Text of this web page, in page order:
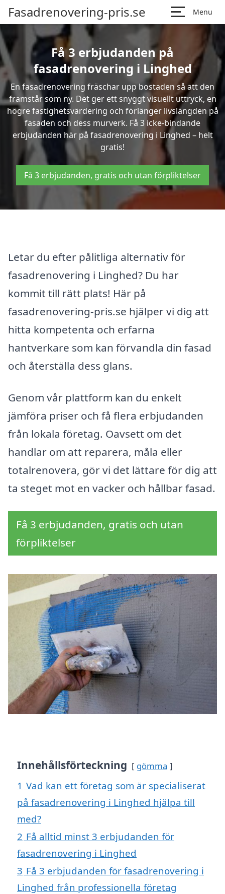
Fasadrenovering-pris.se Menu
Få 3 erbjudanden på
fasadrenovering i Linghed
En fasadrenovering fräschar upp bostaden så att den
framstår som ny. Det ger ett snyggt visuellt uttryck, en
högre fastighetsvärdering och förlänger livslängden på
fasaden och dess murverk. Få 3 icke-bindande
erbjudanden här på fasadrenovering i Linghed – helt
gratis!
Få 3 erbjudanden, gratis och utan förpliktelser
Letar du efter pålitliga alternativ för
fasadrenovering i Linghed? Du har
kommit till rätt plats! Här på
fasadrenovering-pris.se hjälper vi dig att
hitta kompetenta och erfarna
hantverkare som kan förvandla din fasad
och återställa dess glans.
Genom vår plattform kan du enkelt
jämföra priser och få flera erbjudanden
från lokala företag. Oavsett om det
handlar om att reparera, måla eller
totalrenovera, gör vi det lättare för dig att
ta steget mot en vacker och hållbar fasad.
Få 3 erbjudanden, gratis och utan
förpliktelser
Innehållsförteckning gömma
1 Vad kan ett företag som är specialiserat
på fasadrenovering i Linghed hjälpa till
med?
2 Få alltid minst 3 erbjudanden för
fasadrenovering i Linghed
3 Få 3 erbjudanden för fasadrenovering i
Linghed från professionella företag